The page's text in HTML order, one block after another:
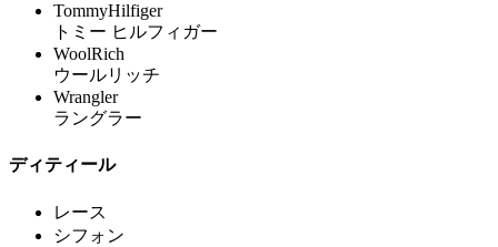
TommyHilfiger
トミー ヒルフィガー
WoolRich
ウールリッチ
Wrangler
ラングラー
ディティール
レース
シフォン